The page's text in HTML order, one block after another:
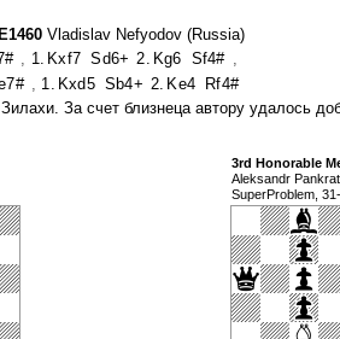
Vladislav Nefyodov (Russia)
, 1. Kxf7 Sd6+ 2. Kg6 Sf4# ,
, 1. Kxd5 Sb4+ 2. Ke4
Rf4#
За счет близнеца автору удалось
3rd Honorable
Aleksandr
SuperProblem,